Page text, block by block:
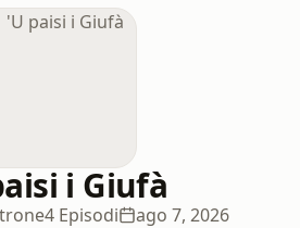
i Giufà
4 Episodi ago 7, 2026